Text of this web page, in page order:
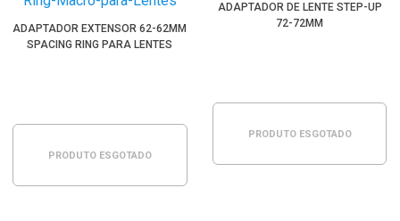
ADAPTADOR EXTENSOR 62-62MM
SPACING RING PARA LENTES
PRODUTO ESGOTADO
ADAPTADOR DE LENTE STEP-UP
72-72MM
PRODUTO ESGOTADO